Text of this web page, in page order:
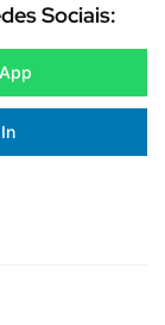
Sociais: